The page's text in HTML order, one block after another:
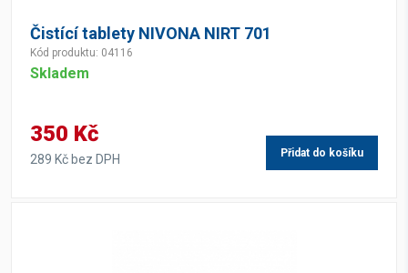
Čistící tablety NIVONA NIRT 701
Kód produktu: 04116
Skladem
350 Kč
289 Kč bez DPH Přidat do košíku